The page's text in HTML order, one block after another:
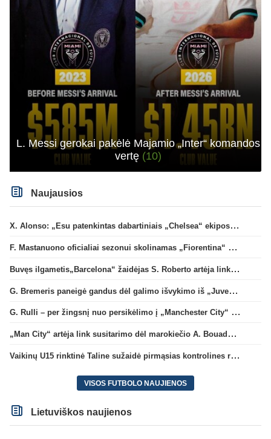
L. Messi gerokai pakėlė Majamio „Inter“ komandos
vertę (10)
Naujausios
X. Alonso: „Esu patenkintas dabartiniais „Chelsea“ ekipos vartininkais“
F. Mastanuono oficialiai sezonui skolinamas „Fiorentina“ ekipai
Buvęs ilgametis„Barcelona“ žaidėjas S. Roberto artėja link persikėlimo į MLS
G. Bremeris paneigė gandus dėl galimo išvykimo iš „Juventus“ klubo
G. Rulli – per žingsnį nuo persikėlimo į „Manchester City“ klubą
„Man City“ artėja link susitarimo dėl marokiečio A. Bouaddi persikėlimo
Vaikinų U15 rinktinė Taline sužaidė pirmąsias kontrolines rungtynes
VISOS FUTBOLO NAUJIENOS
Lietuviškos naujienos